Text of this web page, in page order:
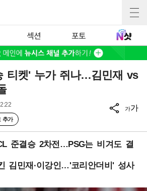
섹션 포토
티켓' 누가 쥐나…김민재 vs
추가
가가
준결승 2차전…PSG는 비겨도 결
김민재·이강인…'코리안더비' 성사